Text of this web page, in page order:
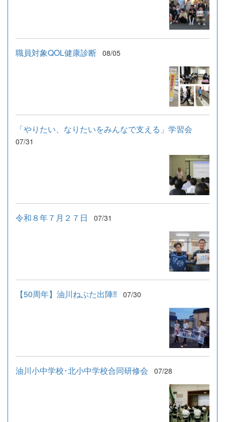
職員対象QOL健康診断 08/05
「やりたい、なりたいをみんなで支える」学習会
07/31
令和８年７月２７日 07/31
【50周年】油川ねぶた出陣‼ 07/30
油川小中学校･北小中学校合同研修会 07/28